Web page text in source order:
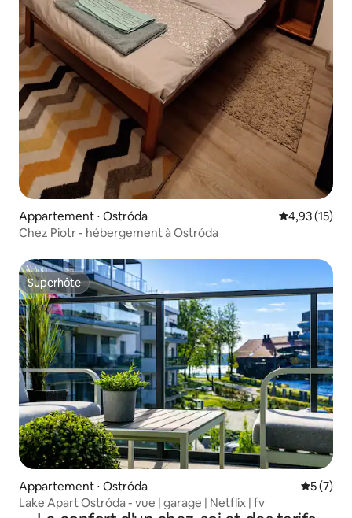
Appartement ⋅ Ostróda Évaluation
4,93 (15)
Chez Piotr - hébergement à Ostróda
Superhôte
Superhôte
Appartement ⋅ Ostróda
5 (7)
Lake Apart Ostróda - vue | garage | Netflix | fv